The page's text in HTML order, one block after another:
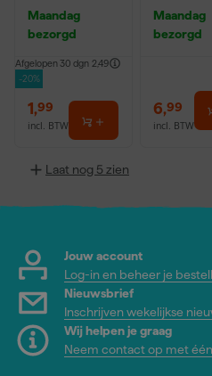
Maandag
bezorgd
Afgelopen 30 dgn 2,49
-20%
1,99
incl. BTW
Maandag
bezorgd
6,99
incl. BTW
Laat nog 5 zien
Jouw account
Log-in en beheer je
Nieuwsbrief
Inschrijven wekelijkse
Wij helpen je graag
Neem contact op met